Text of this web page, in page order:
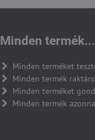
Minden termék...
Minden terméket
Minden termék
Minden terméket
Minden termék